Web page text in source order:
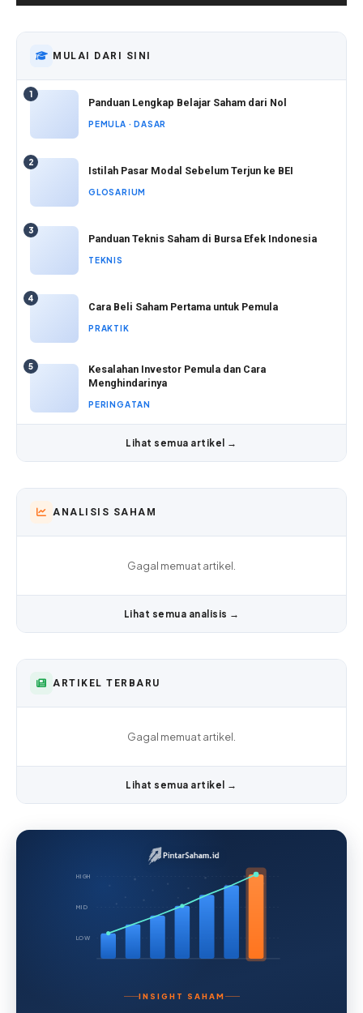
MULAI DARI SINI
1
Panduan Lengkap Belajar Saham dari Nol
PEMULA · DASAR
2
Istilah Pasar Modal Sebelum Terjun ke BEI
GLOSARIUM
3
Panduan Teknis Saham di Bursa Efek Indonesia
TEKNIS
4
Cara Beli Saham Pertama untuk Pemula
PRAKTIK
5
Kesalahan Investor Pemula dan Cara
Menghindarinya
PERINGATAN
Lihat semua artikel →
ANALISIS SAHAM
Gagal memuat artikel.
Lihat semua analisis →
ARTIKEL TERBARU
Gagal memuat artikel.
Lihat semua artikel →
HIGH
MID
LOW
INSIGHT SAHAM